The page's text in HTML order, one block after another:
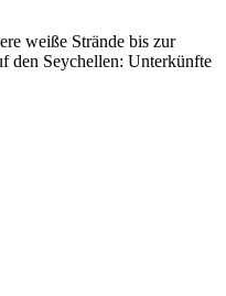
weiße Strände bis zur
den Seychellen: Unterkünfte